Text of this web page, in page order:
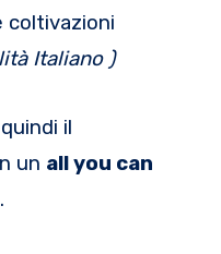
coltivazioni
Italiano )
il
un all you can